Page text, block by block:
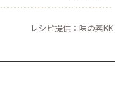
レシピ提供：味の素KK